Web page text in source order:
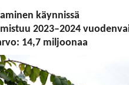
käynnissä
2023–2024
14,7 miljoonaa